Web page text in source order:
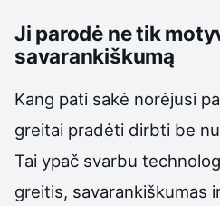
Ji parodė ne tik
savarankiškumą
Kang pati sakė norėjusi
greitai pradėti dirbti be
Tai ypač svarbu
greitis, savarankiškumas